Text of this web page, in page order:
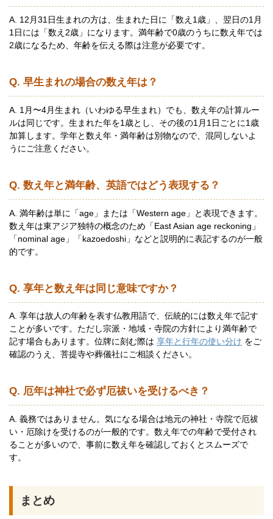
A. 12月31日生まれの方は、生まれた日に「数え1歳」、翌日の1月
1日には「数え2歳」になります。満年齢で0歳のうちに数え年では
2歳になるため、年齢を伝える際は注意が必要です。
Q. 早生まれの場合の数え年は？
A. 1月〜4月生まれ（いわゆる早生まれ）でも、数え年の計算ルー
ルは同じです。生まれた年を1歳とし、その後の1月1日ごとに1歳
加算します。学年と数え年・満年齢は別物なので、混同しないよ
うにご注意ください。
Q. 数え年と満年齢、英語ではどう表現する？
A. 満年齢は単に「age」または「Western age」と表現できます。
数え年は東アジア独特の概念のため「East Asian age reckoning」
「nominal age」「kazoedoshi」などと説明的に表記するのが一般
的です。
Q. 享年と数え年は同じ意味ですか？
A. 享年は故人の年齢を表す仏教用語で、伝統的には数え年で記す
ことが多いです。ただし宗派・地域・寺院の方針により満年齢で
記す場合もあります。位牌に刻む際は 享年と行年の使い分け をご
確認のうえ、菩提寺や葬儀社にご相談ください。
Q. 厄年は神社で必ず厄祓いを受けるべき？
A. 義務ではありません。気になる場合は地元の神社・寺院で厄祓
い・厄除けを受けるのが一般的です。数え年での年齢で受付され
ることが多いので、事前に数え年を確認しておくとスムーズで
す。
まとめ